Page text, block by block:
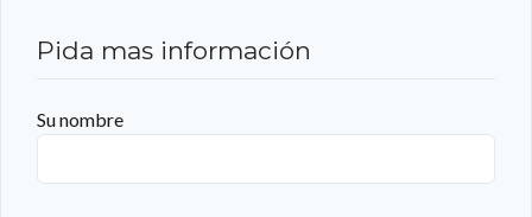
Pida mas información
Su nombre